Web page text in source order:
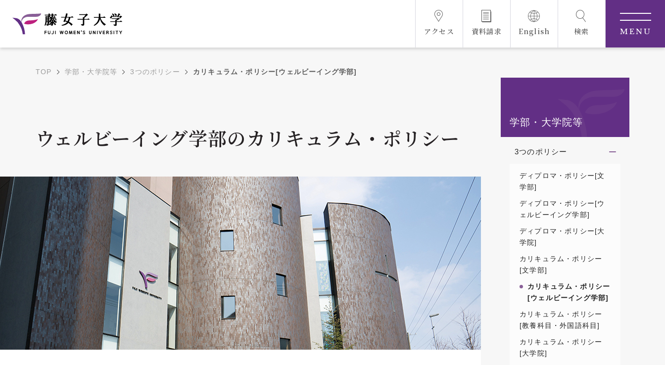
大学院の教育目的
ス概要
花川キャンパス無料ス
クールバス
３Dパノラマビュー
ュール
広報活動
プレスリリース
広告掲載
取材・撮影依頼
メディア出演・掲載
大学へのご支援につ
いて
税制上の優遇措置
相続財産によるご寄付
遺贈寄付について
情報公開
学則
アクセス 資料請求 English 検索 MENU
TOP 学部・大学院等 3つのポリシー カリキュラム・ポリシー[ウェルビーイング学部]
ウェルビーイング学部のカリキュラム・ポリシー
学部・大学院等
3つのポリシー
ディプロマ・ポリシー[文
学部]
ディプロマ・ポリシー[ウ
ェルビーイング学部]
ディプロマ・ポリシー[大
学院]
カリキュラム・ポリシー
[文学部]
カリキュラム・ポリシー
[ウェルビーイング学部]
カリキュラム・ポリシー
[教養科目・外国語科目]
カリキュラム・ポリシー
[大学院]